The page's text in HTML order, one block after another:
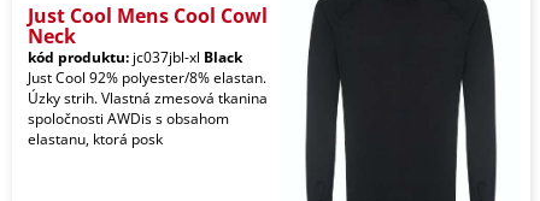
Just Cool Mens Cool Cowl
Neck
kód produktu: jc037jbl-xl Black
Just Cool 92% polyester/8% elastan.
Úzky strih. Vlastná zmesová tkanina
spoločnosti AWDis s obsahom
elastanu, ktorá posk